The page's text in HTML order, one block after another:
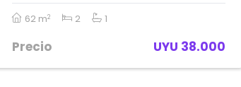
62 m2 2 1
Precio UYU 38.000